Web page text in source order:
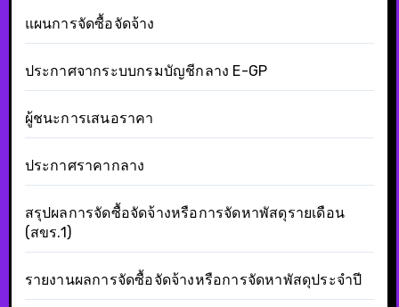
แผนการจัดซื้อจัดจ้าง
ประกาศจากระบบกรมบัญชีกลาง E-GP
ผู้ชนะการเสนอราคา
ประกาศราคากลาง
สรุปผลการจัดซื้อจัดจ้างหรือการจัดหาพัสดุรายเดือน
(สขร.1)
รายงานผลการจัดซื้อจัดจ้างหรือการจัดหาพัสดุประจำปี